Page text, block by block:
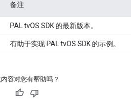
备注
PAL tvOS SDK 的最新版本。
有助于实现 PAL tvOS SDK 的示例。
容对您有帮助吗？